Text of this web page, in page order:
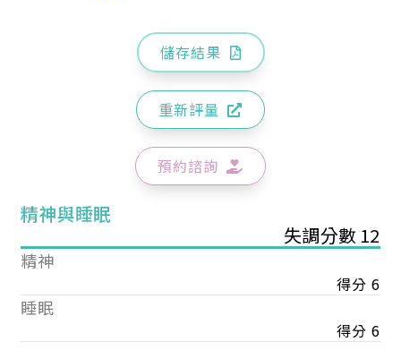
儲存結果
重新評量
預約諮詢
精神與睡眠
失調分數 12
精神
得分 6
睡眠
得分 6